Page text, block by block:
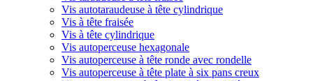
Vis autotaraudeuse à tête cylindrique
Vis à tête fraisée
Vis à tête cylindrique
Vis autoperceuse hexagonale
Vis autoperceuse à tête ronde avec rondelle
Vis autoperceuse à tête plate à six pans creux